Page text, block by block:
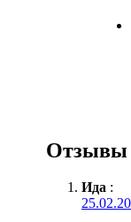
Отзывы
Ида :